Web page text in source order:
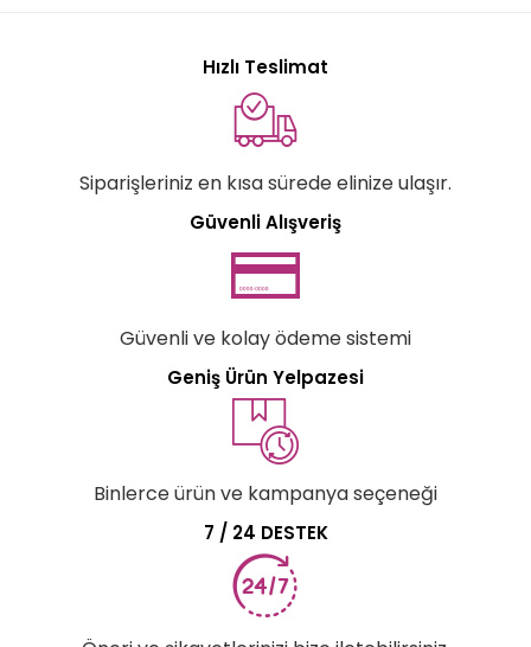
Hızlı Teslimat
Siparişleriniz en kısa sürede elinize ulaşır.
Güvenli Alışveriş
Güvenli ve kolay ödeme sistemi
Geniş Ürün Yelpazesi
Binlerce ürün ve kampanya seçeneği
7 / 24 DESTEK